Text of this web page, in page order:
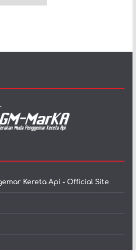
Kereta Api - Official Site